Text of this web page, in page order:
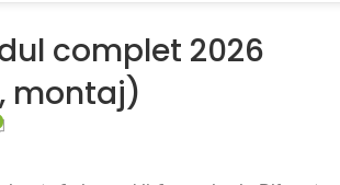
complet 2026
montaj)